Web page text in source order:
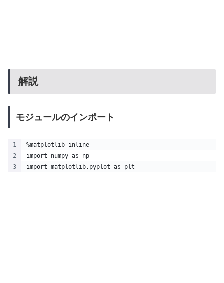
解説
モジュールのインポート
%matplotlib inline
import numpy as np
import matplotlib.pyplot as plt